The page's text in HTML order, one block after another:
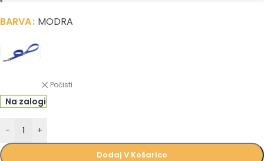
BARVA MODRA
Počisti
Na zalogi
- +
Dodaj V Košarico